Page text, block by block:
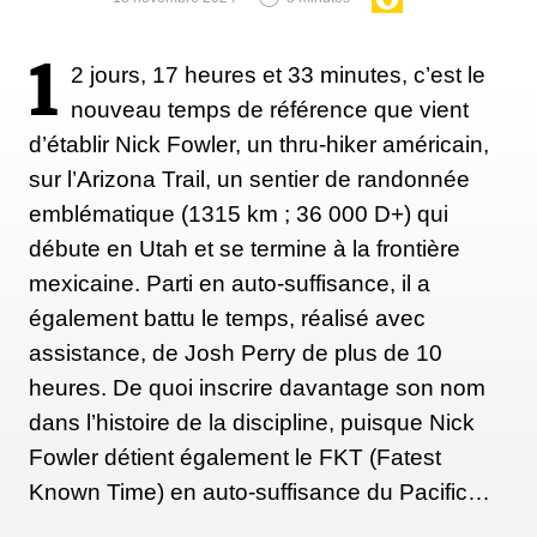
"Contrairement à ce que certains ont compris, ou
laissé entendre, j'ai beaucoup d'expérience de la
nature. Lorsque j'avais 12 ou 13 ans, ma famille a
déménagé dans le nord du Minnesota (au nord des
Etats-Unis, non loin de la frontière canadienne,
ndlr). Ma mère et mon beau-père avaient acheté 16
hectares au milieu des bois, à 30 km du village le
plus proche qui ne comptait que 400 habitants. Ma
mère disait toujours que nous étions comme des
paysans modernes. Nous avons construit notre
maison nous-mêmes avec les arbres de la forêt, dont
nous avons enlevé l’écorce. Mon beau-père était
1 2 jours, 17 heures et 33 minutes, c’est le
nouveau temps de référence que vient
d’établir Nick Fowler, un thru-hiker américain,
sur l’Arizona Trail, un sentier de randonnée
emblématique (1315 km ; 36 000 D+) qui
débute en Utah et se termine à la frontière
mexicaine. Parti en auto-suffisance, il a
également battu le temps, réalisé avec
assistance, de Josh Perry de plus de 10
heures. De quoi inscrire davantage son nom
dans l’histoire de la discipline, puisque Nick
Fowler détient également le FKT (Fatest
Known Time) en auto-suffisance du Pacific…